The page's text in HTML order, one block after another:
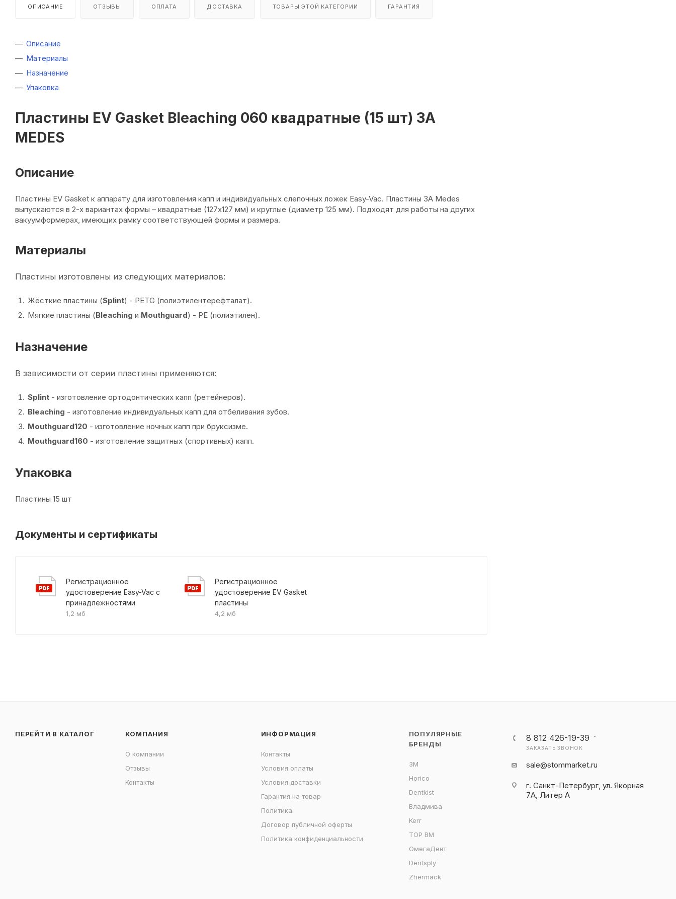
ОПИСАНИЕ ОТЗЫВЫ ОПЛАТА ДОСТАВКА ТОВАРЫ ЭТОЙ КАТЕГОРИИ ГАРАНТИЯ
Описание
Материалы
Назначение
Упаковка
Пластины EV Gasket Bleaching 060 квадратные (15 шт) 3A
MEDES
Описание
Пластины EV Gasket к аппарату для изготовления капп и индивидуальных слепочных ложек Easy-Vac. Пластины 3A Medes
выпускаются в 2-х вариантах формы – квадратные (127х127 мм) и круглые (диаметр 125 мм). Подходят для работы на других
вакуумформерах, имеющих рамку соответствующей формы и размера.
Материалы
Пластины изготовлены из следующих материалов:
Жёсткие пластины (Splint) - PETG (полиэтилентерефталат).
Мягкие пластины (Bleaching и Mouthguard) - PE (полиэтилен).
Назначение
В зависимости от серии пластины применяются:
Splint - изготовление ортодонтических капп (ретейнеров).
Bleaching - изготовление индивидуальных капп для отбеливания зубов.
Mouthguard120 - изготовление ночных капп при бруксизме.
Mouthguard160 - изготовление защитных (спортивных) капп.
Упаковка
Пластины 15 шт
Документы и сертификаты
Регистрационное
удостоверение Easy-Vac с
принадлежностями
1,2 мб
Регистрационное
удостоверение EV Gasket
пластины
4,2 мб
ПЕРЕЙТИ В КАТАЛОГ КОМПАНИЯ
О компании
Отзывы
Контакты
ИНФОРМАЦИЯ
Контакты
Условия оплаты
Условия доставки
Гарантия на товар
Политика
Договор публичной оферты
Политика конфиденциальности
ПОПУЛЯРНЫЕ
БРЕНДЫ
3M
Horico
Dentkist
Владмива
Kerr
ТОР ВМ
ОмегаДент
Dentsply
Zhermack
8 812 426-19-39
ЗАКАЗАТЬ ЗВОНОК
sale@stommarket.ru
г. Cанкт-Петербург, ул. Якорная
7А, Литер А